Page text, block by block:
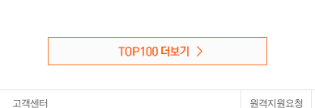
고객센터 원격지원요청